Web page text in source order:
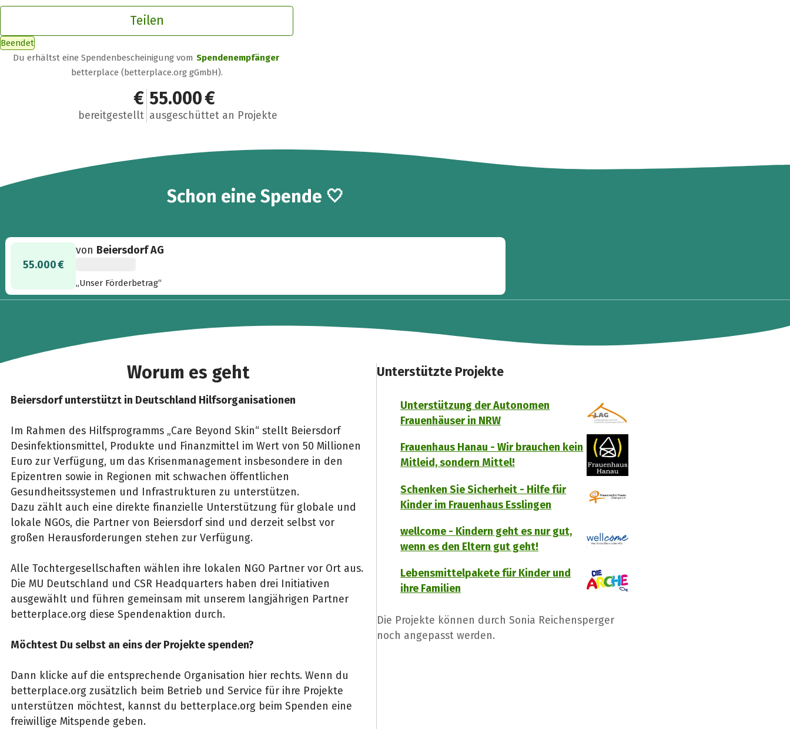
Teilen
Beendet
Du erhältst eine Spendenbescheinigung vom Spendenempfänger
betterplace (betterplace.org gGmbH).
55.000 €
bereitgestellt
55.000 €
ausgeschüttet an Projekte
Schon eine Spende 🤍
55.000 €
von Beiersdorf AG
„Unser Förderbetrag“
Worum es geht
Beiersdorf unterstützt in Deutschland Hilfsorganisationen
Im Rahmen des Hilfsprogramms „Care Beyond Skin“ stellt Beiersdorf
Desinfektionsmittel, Produkte und Finanzmittel im Wert von 50 Millionen
Euro zur Verfügung, um das Krisenmanagement insbesondere in den
Epizentren sowie in Regionen mit schwachen öffentlichen
Gesundheitssystemen und Infrastrukturen zu unterstützen.
Dazu zählt auch eine direkte finanzielle Unterstützung für globale und
lokale NGOs, die Partner von Beiersdorf sind und derzeit selbst vor
großen Herausforderungen stehen zur Verfügung.
Alle Tochtergesellschaften wählen ihre lokalen NGO Partner vor Ort aus.
Die MU Deutschland und CSR Headquarters haben drei Initiativen
ausgewählt und führen gemeinsam mit unserem langjährigen Partner
betterplace.org diese Spendenaktion durch.
Möchtest Du selbst an eins der Projekte spenden?
Dann klicke auf die entsprechende Organisation hier rechts. Wenn du
betterplace.org zusätzlich beim Betrieb und Service für ihre Projekte
unterstützen möchtest, kannst du betterplace.org beim Spenden eine
freiwillige Mitspende geben.
Unterstützte Projekte
Unterstützung der Autonomen
Frauenhäuser in NRW
Frauenhaus Hanau - Wir brauchen kein
Mitleid, sondern Mittel!
Schenken Sie Sicherheit - Hilfe für
Kinder im Frauenhaus Esslingen
wellcome - Kindern geht es nur gut,
wenn es den Eltern gut geht!
Lebensmittelpakete für Kinder und
ihre Familien
Die Projekte können durch Sonia Reichensperger
noch angepasst werden.